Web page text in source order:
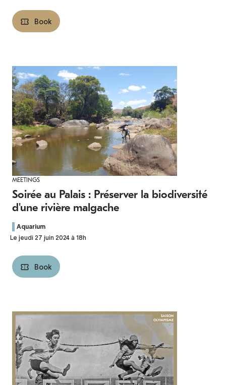
Book
MEETINGS
Soirée au Palais : Préserver la biodiversité
d'une rivière malgache
Aquarium
Le jeudi 27 juin 2024 à 18h
Book